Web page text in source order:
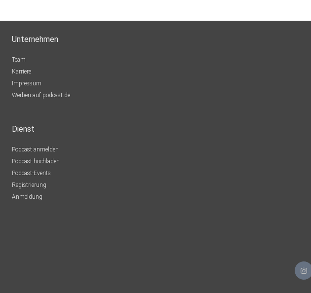
Unternehmen
Team
Karriere
Impressum
Werben auf podcast.de
Dienst
Podcast anmelden
Podcast hochladen
Podcast-Events
Registrierung
Anmeldung